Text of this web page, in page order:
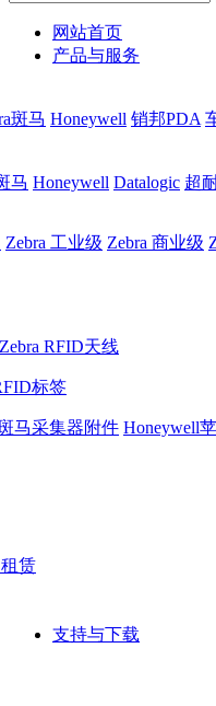
网站首页
产品与服务
斑马 Honeywell 销邦PDA
马 Honeywell Datalogic 超
Zebra 工业级 Zebra 商业级
Zebra RFID天线
标签
马采集器附件 Honeywell
赁
支持与下载